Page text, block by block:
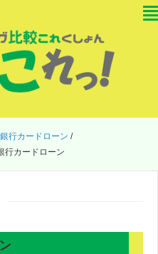
銀行カードローン /
行カードローン